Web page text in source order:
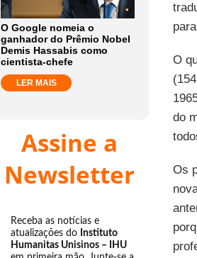
O Google nomeia o
ganhador do Prêmio Nobel
Demis Hassabis como
cientista-chefe
LER MAIS
Assine a
Newsletter
Receba as notícias e
atualizações do Instituto
Humanitas Unisinos – IHU
O
do
Os